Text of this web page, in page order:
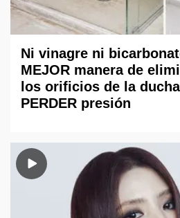
Ni vinagre ni
MEJOR manera de
los orificios de la
PERDER presión